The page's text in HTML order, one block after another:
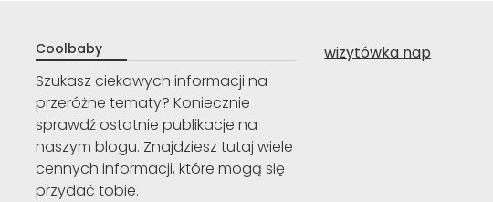
Coolbaby
Szukasz ciekawych informacji na
przeróżne tematy? Koniecznie
sprawdź ostatnie publikacje na
naszym blogu. Znajdziesz tutaj wiele
cennych informacji, które mogą się
przydać tobie.
wizytówka nap